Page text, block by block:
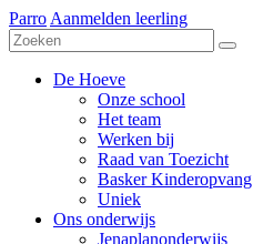
Parro Aanmelden leerling
De Hoeve
Onze school
Het team
Werken bij
Raad van Toezicht
Basker Kinderopvang
Uniek
Ons onderwijs
Jenaplanonderwijs